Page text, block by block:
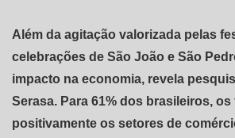
Além da agitação valorizada pelas
celebrações de São João e São
impacto na economia, revela
Serasa. Para 61% dos brasileiros,
positivamente os setores de